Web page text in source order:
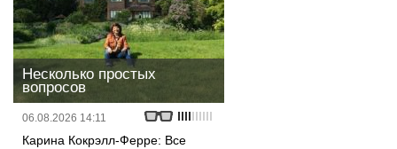
Несколько простых
вопросов
06.08.2026 14:11
Карина Кокрэлл-Ферре: Все